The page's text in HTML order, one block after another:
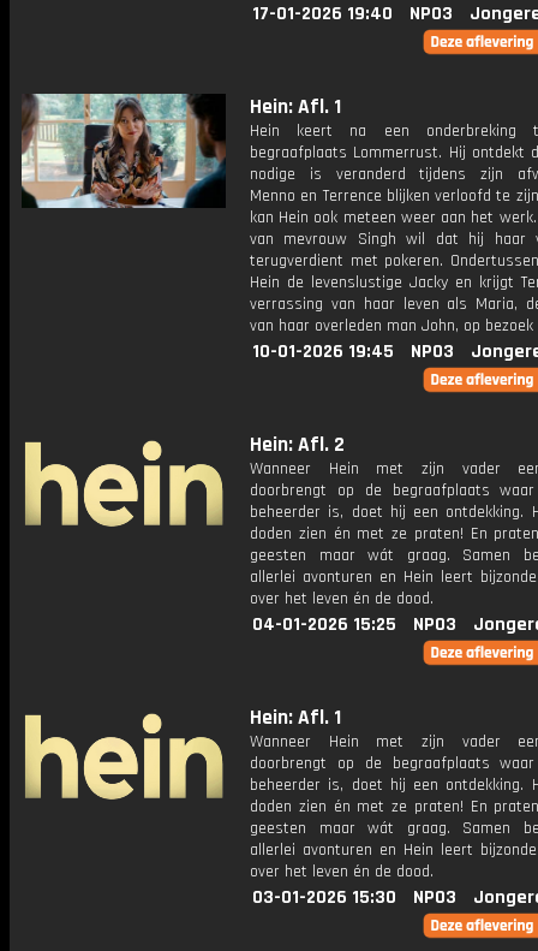
17-01-2026 19:40 NPO3
Hein: Afl. 1
Hein keert na een onderbreking
begraafplaats Lommerrust. Hij ontdekt
nodige is veranderd tijdens zijn
Menno en Terrence blijken verloofd te
kan Hein ook meteen weer aan het
van mevrouw Singh wil dat hij haar
terugverdient met pokeren.
Hein de levenslustige Jacky en krijgt
verrassing van haar leven als Maria,
van haar overleden man John, op
10-01-2026 19:45 NPO3
Hein: Afl. 2
Wanneer Hein met zijn vader
doorbrengt op de begraafplaats
beheerder is, doet hij een ontdekking.
doden zien én met ze praten! En
geesten maar wát graag. Samen
allerlei avonturen en Hein leert
over het leven én de dood.
04-01-2026 15:25 NPO3
Hein: Afl. 1
Wanneer Hein met zijn vader
doorbrengt op de begraafplaats
beheerder is, doet hij een ontdekking.
doden zien én met ze praten! En
geesten maar wát graag. Samen
allerlei avonturen en Hein leert
over het leven én de dood.
03-01-2026 15:30 NPO3